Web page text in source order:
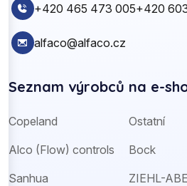
+420 465 473 005+420
alfaco@alfaco.cz
Seznam výrobců na e-
Copeland
Alco (Flow) controls
Sanhua
Ostatní
Bock
ZIEHL-